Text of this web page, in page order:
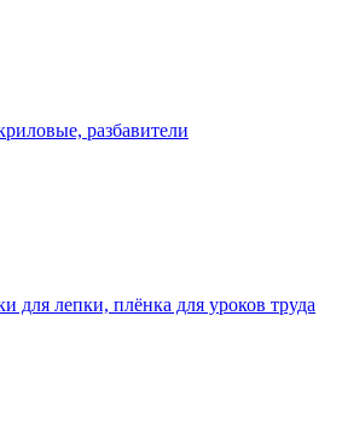
разбавители
для лепки, плёнка для уроков труда